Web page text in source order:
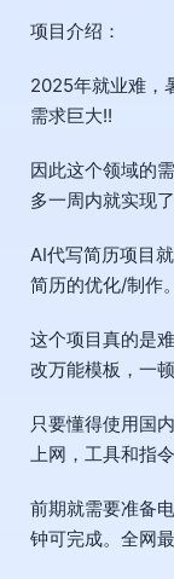
项目介绍：
2025年就业难，
需求巨大!!
因此这个领域的
多一周内就实现
AI代写简历项目
简历的优化/制作。
这个项目真的是
改万能模板，一
只要懂得使用国
上网，工具和指
前期就需要准备
钟可完成。全网